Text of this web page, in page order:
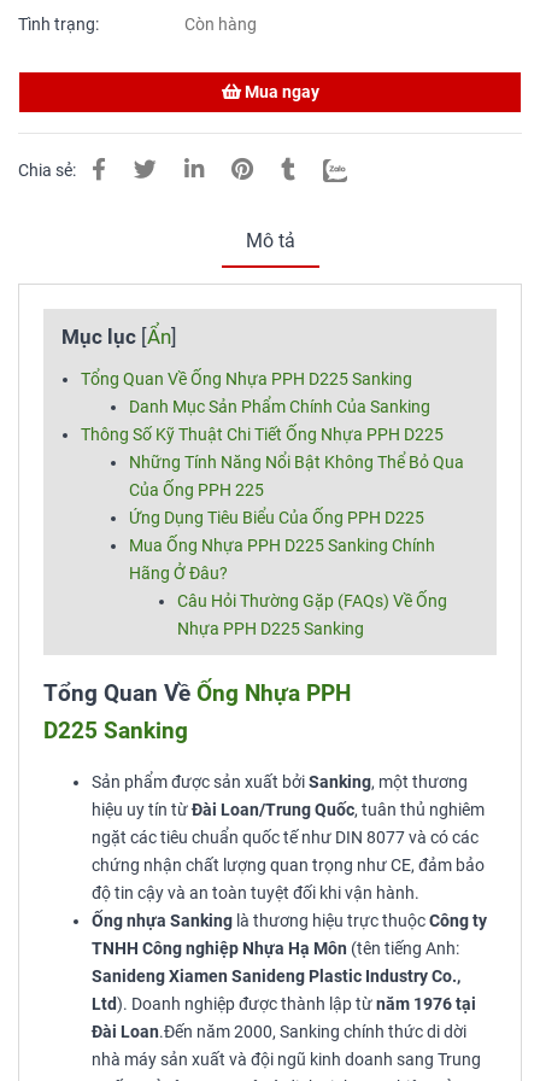
Tình trạng: Còn hàng
Mua ngay
Chia sẻ:
Mô tả
Mục lục [Ẩn]
Tổng Quan Về Ống Nhựa PPH D225 Sanking
Danh Mục Sản Phẩm Chính Của Sanking
Thông Số Kỹ Thuật Chi Tiết Ống Nhựa PPH D225
Những Tính Năng Nổi Bật Không Thể Bỏ Qua
Của Ống PPH 225
Ứng Dụng Tiêu Biểu Của Ống PPH D225
Mua Ống Nhựa PPH D225 Sanking Chính
Hãng Ở Đâu?
Câu Hỏi Thường Gặp (FAQs) Về Ống
Nhựa PPH D225 Sanking
Tổng Quan Về Ống Nhựa PPH
D225 Sanking
Sản phẩm được sản xuất bởiSanking, một thương
hiệu uy tín từĐài Loan/Trung Quốc, tuân thủ nghiêm
ngặt các tiêu chuẩn quốc tế như DIN 8077 và có các
chứng nhận chất lượng quan trọng như CE, đảm bảo
độ tin cậy và an toàn tuyệt đối khi vận hành.
Ống nhựa Sanking là thương hiệu trực thuộcCông ty
TNHH Công nghiệp Nhựa Hạ Môn (tên tiếng Anh:
Sanideng Xiamen Sanideng Plastic Industry Co.,
Ltd). Doanh nghiệp được thành lập từnăm 1976 tại
Đài Loan.Đến năm 2000, Sanking chính thức di dời
nhà máy sản xuất và đội ngũ kinh doanh sang Trung